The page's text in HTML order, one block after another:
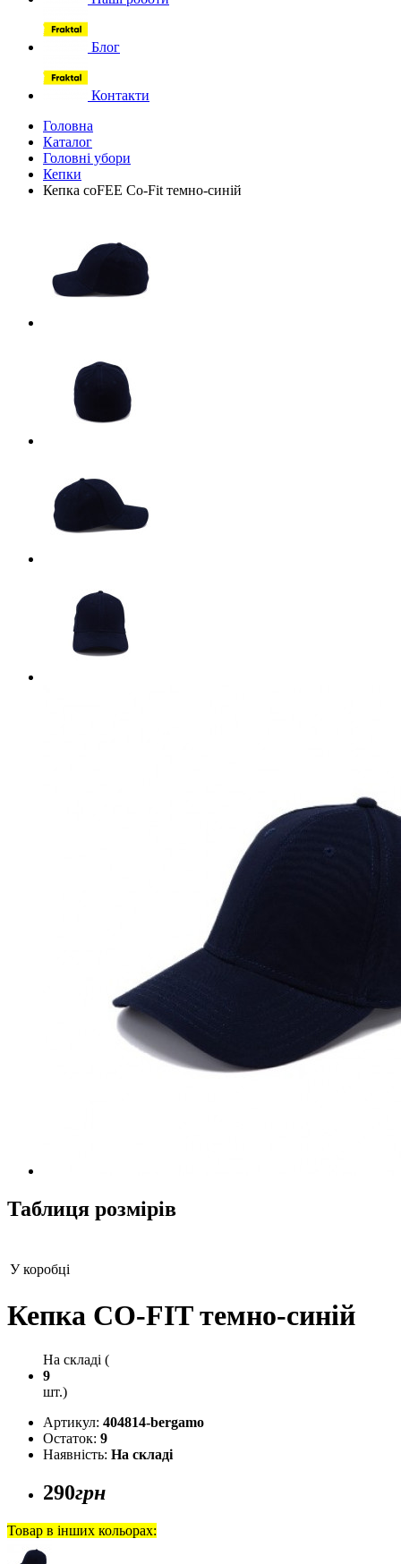
Блог
Контакти
Головна
Каталог
Головні убори
Кепки
Кепка coFEE Co-Fit темно-синій
Таблиця розмірів
У коробці
Кепка CO-FIT темно-синій
На складі (
9
шт.)
Артикул: 404814-bergamo
Остаток: 9
Наявність: На складі
290грн
Товар в інших кольорах: